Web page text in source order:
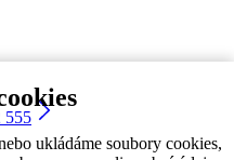
ukládáme soubory cookies,
555